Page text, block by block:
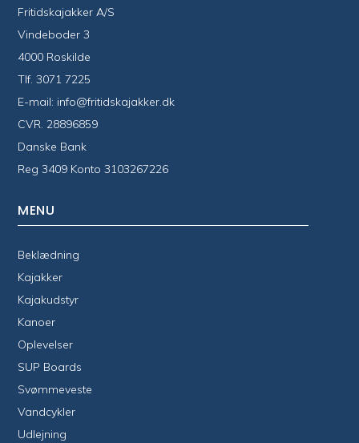
Fritidskajakker A/S
Vindeboder 3
4000 Roskilde
Tlf.3071 7225
E-mail: info@fritidskajakker.dk
CVR. 28896859
Danske Bank
Reg 3409 Konto 3103267226
MENU
Beklædning
Kajakker
Kajakudstyr
Kanoer
Oplevelser
SUP Boards
Svømmeveste
Vandcykler
Udlejning